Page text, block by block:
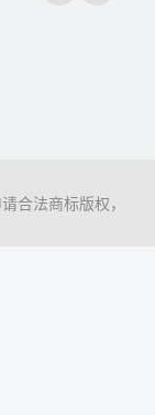
合法商标版权，